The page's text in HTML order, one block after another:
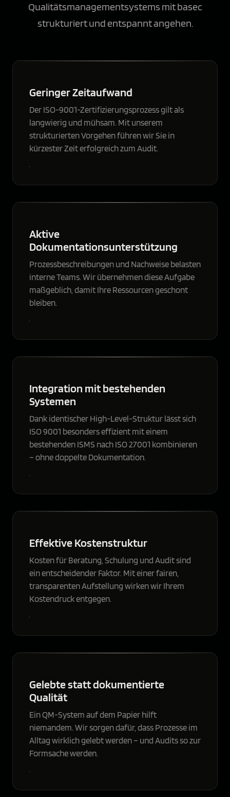
Qualitätsmanagementsystems mit basec
strukturiert und entspannt angehen.
Geringer Zeitaufwand
Der ISO-9001-Zertifizierungsprozess gilt als
langwierig und mühsam. Mit unserem
strukturierten Vorgehen führen wir Sie in
kürzester Zeit erfolgreich zum Audit.
Aktive
Dokumentationsunterstützung
Prozessbeschreibungen und Nachweise belasten
interne Teams. Wir übernehmen diese Aufgabe
maßgeblich, damit Ihre Ressourcen geschont
bleiben.
Integration mit bestehenden
Systemen
Dank identischer High-Level-Struktur lässt sich
ISO 9001 besonders effizient mit einem
bestehenden ISMS nach ISO 27001 kombinieren
– ohne doppelte Dokumentation.
Effektive Kostenstruktur
Kosten für Beratung, Schulung und Audit sind
ein entscheidender Faktor. Mit einer fairen,
transparenten Aufstellung wirken wir Ihrem
Kostendruck entgegen.
Gelebte statt dokumentierte
Qualität
Ein QM-System auf dem Papier hilft
niemandem. Wir sorgen dafür, dass Prozesse im
Alltag wirklich gelebt werden – und Audits so zur
Formsache werden.